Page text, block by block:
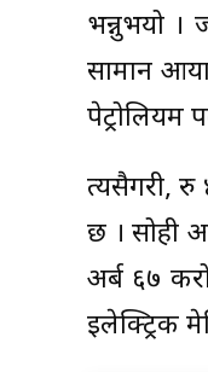
भन्नुभयो ।
सामान
पेट्रोलियम
त्यसैगरी,
छ । सोही
अर्ब ६७
इलेक्ट्रिक